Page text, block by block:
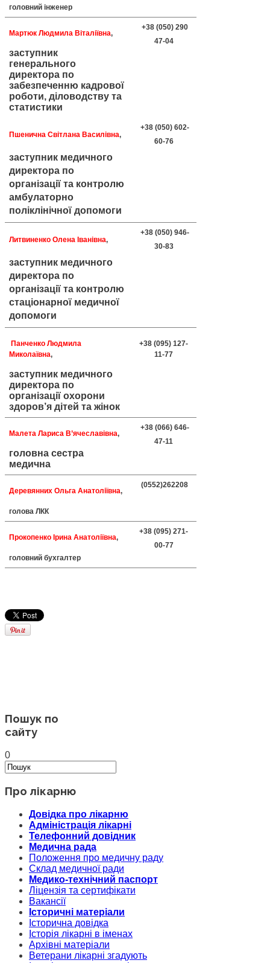
головний інженер
Мартюк Людмила Віталіївна,
заступник
генерального
директора по
забезпеченню кадрової
роботи, діловодству та
статистики
+38 (050) 290
47-04
Пшенична Світлана Василівна,
заступник медичного
директора по
організації та контролю
амбулаторно
поліклінічної допомоги
+38 (050) 602-
60-76
Литвиненко Олена Іванівна,
заступник медичного
директора по
організації та контролю
стаціонарної медичної
допомоги
+38 (050) 946-
30-83
Панченко Людмила
Миколаївна,
заступник медичного
директора по
організації охорони
здоров’ядітей та жінок
+38 (095) 127-
11-77
Малета Лариса В’ячеславівна,
головна сестра
медична
+38 (066) 646-
47-11
Деревянних Ольга Анатоліївна,
голова ЛКК
(0552)262208
Прокопенко Ірина Анатоліївна,
головний бухгалтер
+38 (095) 271-
00-77
Пошук по
сайту
0
Про лікарню
Довідка про лікарню
Адміністрація лікарні
Телефонний довідник
Медична рада
Положення про медичну раду
Склад медичної ради
Медико-технічний паспорт
Ліцензія та сертифікати
Вакансії
Історичні матеріали
Історична довідка
Історія лікарні в іменах
Архівні матеріали
Ветерани лікарні згадують